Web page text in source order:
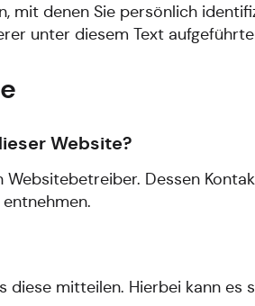
mit denen Sie persönlich
unter diesem Text
Website?
Dessen
mitteilen. Hierbei kann es